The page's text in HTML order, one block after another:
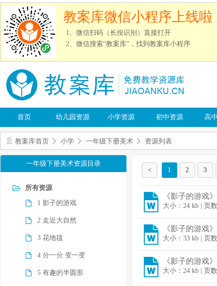
教案库微信小程序上线啦
1、微信扫码（长按识别）直接打开
2、微信搜索“教案库”，找到教案库小程序
首页 幼儿园资源 小学资源 初中资源 高
教案库首页 小学 一年级下册美术 资源列表
一年级下册美术资源目录
所有资源
1 影子的游戏
2 走近大自然
3 花地毯
4 分一分 变一变
5 有趣的半圆形
< 1 2 3
《影子的游戏
大小：24 kb | 页
《影子的游戏
大小：33 kb | 页
《影子的游戏
大小：24 kb | 页